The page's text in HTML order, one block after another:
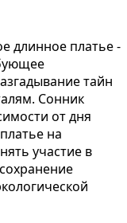
длинное платье -
тайн
Сонник
от дня
на
участие в